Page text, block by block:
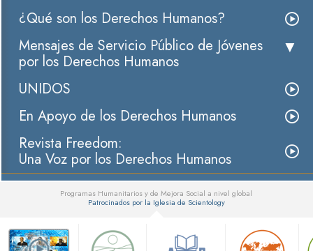
¿Qué son los Derechos Humanos?
Mensajes de Servicio Público de Jóvenes
por los Derechos Humanos
UNIDOS
En Apoyo de los Derechos Humanos
Revista Freedom:
Una Voz por los Derechos Humanos
Programas Humanitarios y de Mejora Social a nivel global
Patrocinados por la Iglesia de Scientology